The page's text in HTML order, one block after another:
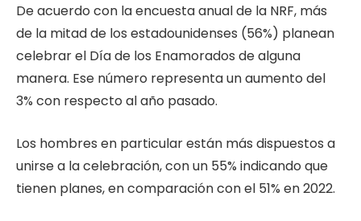
De acuerdo con la encuesta anual de la NRF, más
de la mitad de los estadounidenses (56%) planean
celebrar el Día de los Enamorados de alguna
manera. Ese número representa un aumento del
3% con respecto al año pasado.
Los hombres en particular están más dispuestos a
unirse a la celebración, con un 55% indicando que
tienen planes, en comparación con el 51% en 2022.